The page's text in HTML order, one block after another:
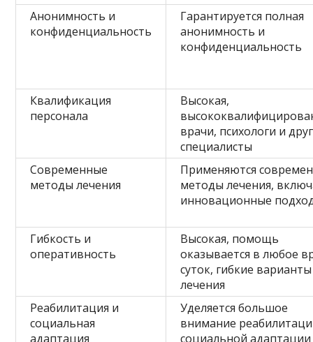
Анонимность и
конфиденциальность
Гарантируется полная
анонимность и
конфиденциальность
Квалификация
персонала
Высокая,
врачи, психологи и
специалисты
Современные
методы лечения
Применяются
методы лечения,
инновационные
Гибкость и
оперативность
Высокая, помощь
оказывается в любое
суток, гибкие варианты
лечения
Реабилитация и
социальная
адаптация
Уделяется большое
внимание
социальной адаптации